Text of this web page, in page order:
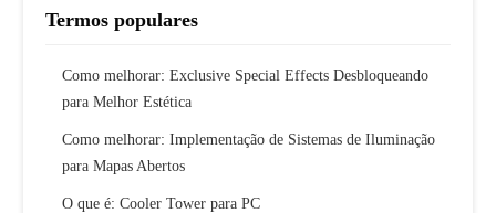
Termos populares
Como melhorar: Exclusive Special Effects Desbloqueando
para Melhor Estética
Como melhorar: Implementação de Sistemas de Iluminação
para Mapas Abertos
O que é: Cooler Tower para PC